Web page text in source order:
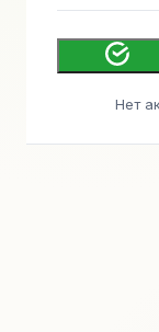
Нет